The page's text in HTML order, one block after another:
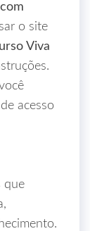
o site
Viva
acesso
que